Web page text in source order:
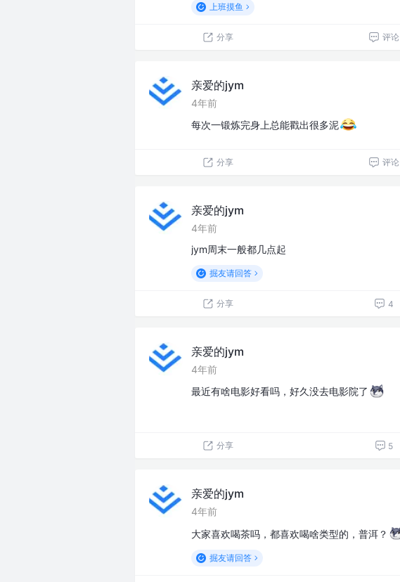
上班摸鱼
分享 评论
亲爱的jym
4年前
每次一锻炼完身上总能戳出很多泥
分享 评论
亲爱的jym
4年前
jym周末一般都几点起
掘友请回答
分享 4
亲爱的jym
4年前
最近有啥电影好看吗，好久没去电影院了
分享 5
亲爱的jym
4年前
大家喜欢喝茶吗，都喜欢喝啥类型的，普洱？
掘友请回答